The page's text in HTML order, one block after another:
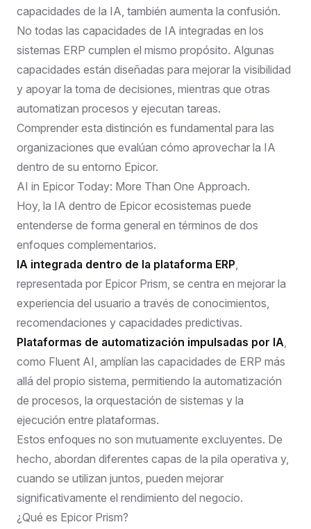
capacidades de la IA, también aumenta la confusión.
No todas las capacidades de IA integradas en los
sistemas ERP cumplen el mismo propósito. Algunas
capacidades están diseñadas para mejorar la visibilidad
y apoyar la toma de decisiones, mientras que otras
automatizan procesos y ejecutan tareas.
Comprender esta distinción es fundamental para las
organizaciones que evalúan cómo aprovechar la IA
dentro de su entorno Epicor.
AI in Epicor Today: More Than One Approach.
Hoy, la IA dentro de Epicor ecosistemas puede
entenderse de forma general en términos de dos
enfoques complementarios.
IA integrada dentro de la plataforma ERP,
representada por Epicor Prism, se centra en mejorar la
experiencia del usuario a través de conocimientos,
recomendaciones y capacidades predictivas.
Plataformas de automatización impulsadas por IA,
como Fluent AI, amplían las capacidades de ERP más
allá del propio sistema, permitiendo la automatización
de procesos, la orquestación de sistemas y la
ejecución entre plataformas.
Estos enfoques no son mutuamente excluyentes. De
hecho, abordan diferentes capas de la pila operativa y,
cuando se utilizan juntos, pueden mejorar
significativamente el rendimiento del negocio.
¿Qué es Epicor Prism?